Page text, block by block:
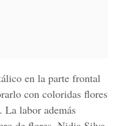
en la parte frontal
con coloridas flores
La labor además